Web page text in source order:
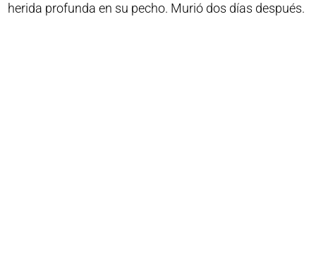
herida profunda en su pecho. Murió dos días después.